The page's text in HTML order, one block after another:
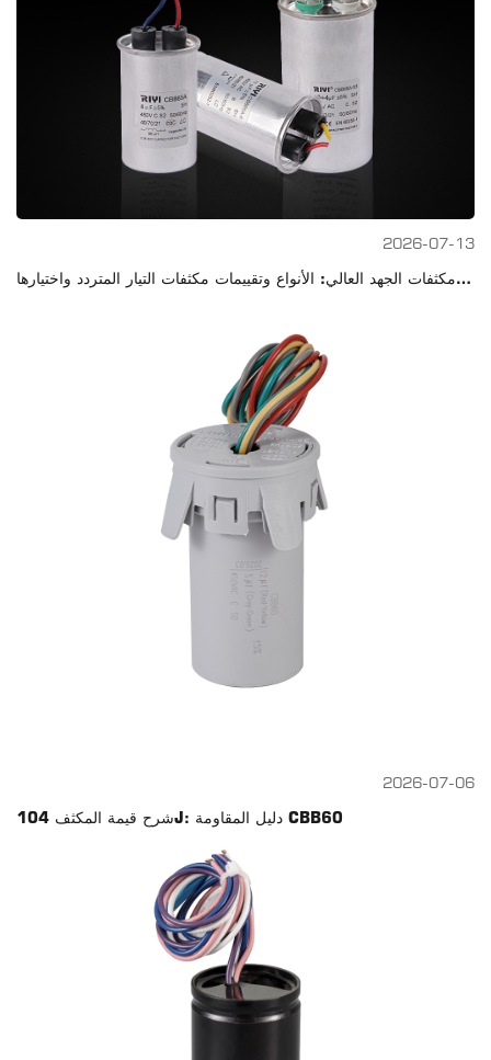
2026-07-13
دليل مكثفات الجهد العالي: الأنواع وتقييمات مكثفات التيار المتردد واختيارها
2026-07-06
شرح قيمة المكثف 104J: دليل المقاومة CBB60